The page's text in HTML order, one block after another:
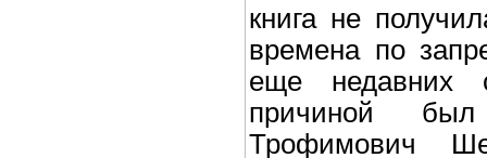
книга не
времена по
еще недавних
причиной
Трофимович